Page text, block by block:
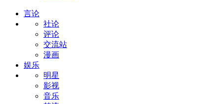
言论
社论
评论
交流站
漫画
娱乐
明星
影视
音乐